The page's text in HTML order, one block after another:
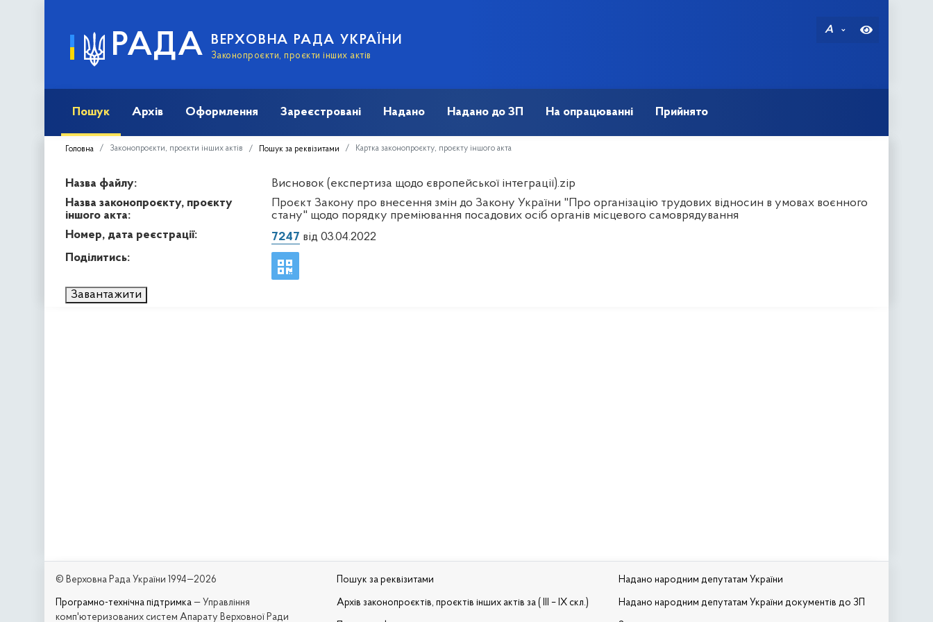
РАДА ВЕРХОВНА РАДА УКРАЇНИ
Законопроєкти, проєкти інших актів
A
Пошук Архів Оформлення Зареєстровані Надано Надано до ЗП На опрацюванні Прийнято
Головна Законопроєкти, проєкти інших актів Пошук за реквізитами Картка законопроєкту, проєкту іншого акта
Назва файлу:
Висновок (експертиза щодо європейської інтеграції).zip
Назва законопроєкту, проєкту
іншого акта:
Проєкт Закону про внесення змін до Закону України "Про організацію трудових відносин в умовах воєнного
стану" щодо порядку преміювання посадових осіб органів місцевого самоврядування
Номер, дата реєстрації:
7247 від 03.04.2022
Поділитись:
Завантажити
© Верховна Рада України 1994—2026
Програмно-технічна підтримка — Управління
комп'ютеризованих систем Апарату Верховної Ради
Пошук за реквізитами
Архів законопроєктів, проєктів інших актів за ( III – IX скл.)
Надано народним депутатам України
Надано народним депутатам України документів до ЗП